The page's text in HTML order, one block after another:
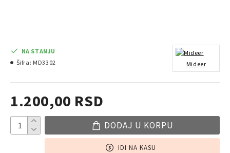
1.200,00 RSD
NA STANJU
Šifra: MD3302 Mideer
DODAJ U KORPU
IDI NA KASU